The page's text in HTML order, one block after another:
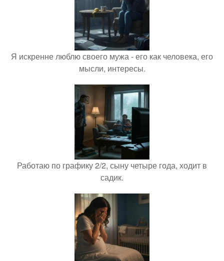
Я искренне люблю своего мужа - его как человека, его
мысли, интересы.
Работаю по графику 2/2, сыну четыре года, ходит в
садик.